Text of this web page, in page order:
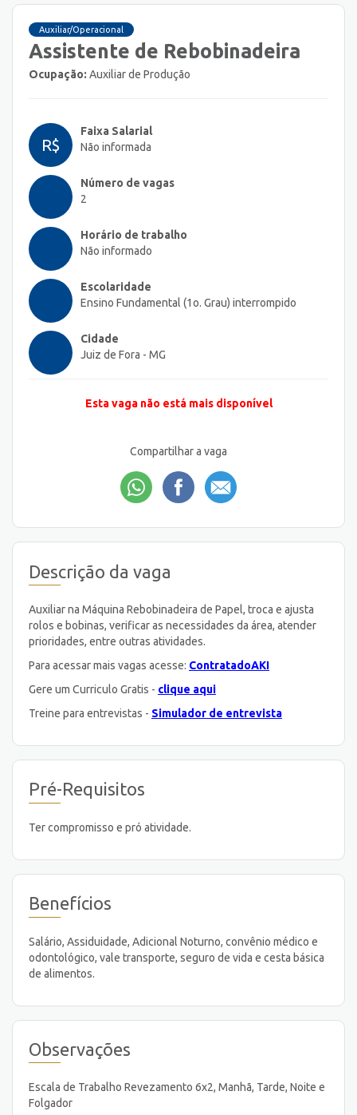
Auxiliar/Operacional
Assistente de Rebobinadeira
Ocupação: Auxiliar de Produção
R$
Faixa Salarial
Não informada
Número de vagas
2
Horário de trabalho
Não informado
Escolaridade
Ensino Fundamental (1o. Grau) interrompido
Cidade
Juiz de Fora - MG
Esta vaga não está mais disponível
Compartilhar a vaga
Descrição da vaga
Auxiliar na Máquina Rebobinadeira de Papel, troca e ajusta
rolos e bobinas, verificar as necessidades da área, atender
prioridades, entre outras atividades.
Para acessar mais vagas acesse: ContratadoAKI
Gere um Curriculo Gratis - clique aqui
Treine para entrevistas - Simulador de entrevista
Pré-Requisitos
Ter compromisso e pró atividade.
Benefícios
Salário, Assiduidade, Adicional Noturno, convênio médico e
odontológico, vale transporte, seguro de vida e cesta básica
de alimentos.
Observações
Escala de Trabalho Revezamento 6x2, Manhã, Tarde, Noite e
Folgador